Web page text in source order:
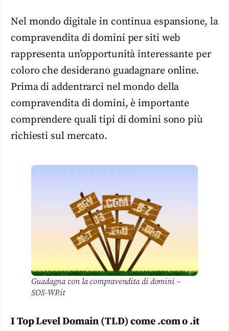
Nel mondo digitale in continua espansione, la
compravendita di domini per siti web
rappresenta un’opportunità interessante per
coloro che desiderano guadagnare online.
Prima di addentrarci nel mondo della
compravendita di domini, è importante
comprendere quali tipi di domini sono più
richiesti sul mercato.
Guadagna con la compravendita di domini –
SOS-WP.it
I Top Level Domain (TLD) come .com o .it